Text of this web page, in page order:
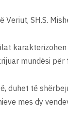
Veriut, SH.S.
karakterizohen
mundësi për
duhet të
mes dy